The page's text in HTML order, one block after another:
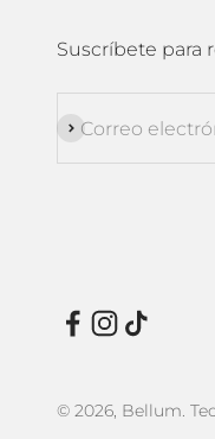
Suscríbete para
Correo
Suscribirse
© 2026, Bellum.